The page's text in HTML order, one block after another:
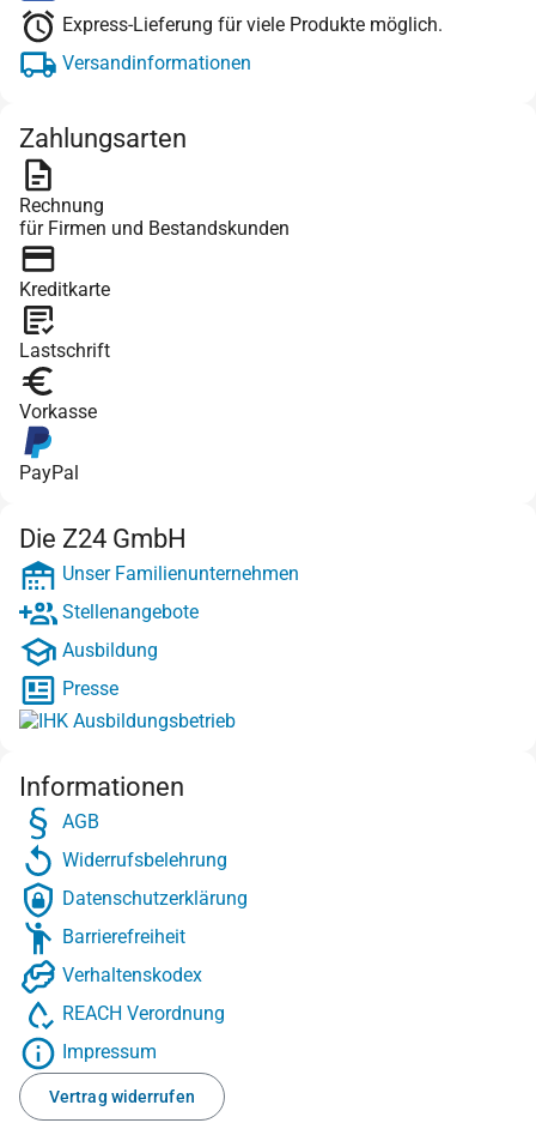
Express-Lieferung für viele Produkte möglich.
Versandinformationen
Zahlungsarten
Rechnung
für Firmen und Bestandskunden
Kreditkarte
Lastschrift
Vorkasse
PayPal
Die Z24 GmbH
Unser Familienunternehmen
Stellenangebote
Ausbildung
Presse
Informationen
AGB
Widerrufsbelehrung
Datenschutzerklärung
Barrierefreiheit
Verhaltenskodex
REACH Verordnung
Impressum
Vertrag widerrufen